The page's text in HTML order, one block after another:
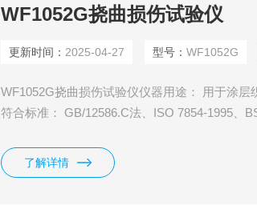
WF1052G挠曲损伤试验仪
更新时间： 2025-04-27 型号：WF1052G
WF1052G挠曲损伤试验仪仪器用途： 用于涂层
符合标准： GB/12586.C法、ISO 7854-1995、
了解详情